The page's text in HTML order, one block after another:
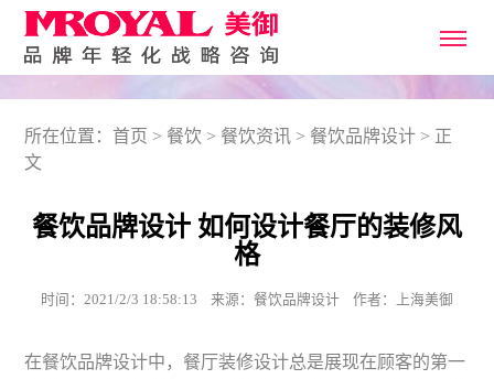
所在位置： 首页 > 餐饮 > 餐饮资讯 > 餐饮品牌设计 > 正
文
餐饮品牌设计 如何设计餐厅的装修风
格
时间：2021/2/3 18:58:13 来源：餐饮品牌设计 作者：上海美御
在餐饮品牌设计中，餐厅装修设计总是展现在顾客的第一